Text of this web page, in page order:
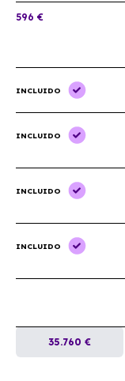
596 €
INCLUIDO
INCLUIDO
INCLUIDO
INCLUIDO
35.760 €